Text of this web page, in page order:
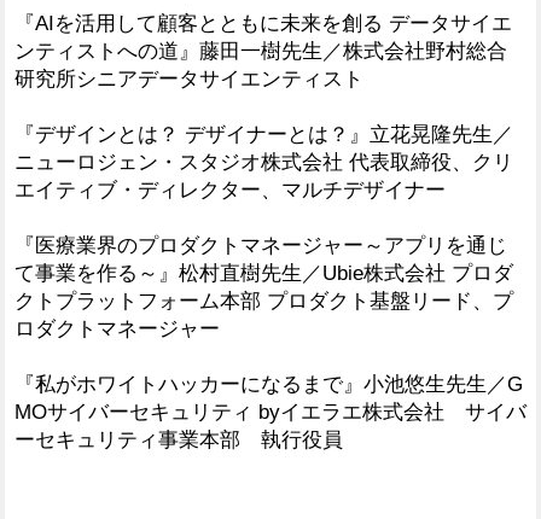
『AIを活用して顧客とともに未来を創る データサイエ
ンティストへの道』藤田一樹先生／株式会社野村総合
研究所シニアデータサイエンティスト
『デザインとは？ デザイナーとは？』立花晃隆先生／
ニューロジェン・スタジオ株式会社 代表取締役、クリ
エイティブ・ディレクター、マルチデザイナー
『医療業界のプロダクトマネージャー～アプリを通じ
て事業を作る～』松村直樹先生／Ubie株式会社 プロダ
クトプラットフォーム本部 プロダクト基盤リード、プ
ロダクトマネージャー
『私がホワイトハッカーになるまで』小池悠生先生／G
MOサイバーセキュリティ byイエラエ株式会社 サイバ
ーセキュリティ事業本部 執行役員